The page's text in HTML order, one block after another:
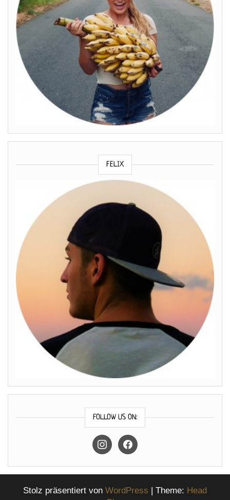
FELIX
FOLLOW US ON:
instagramfacebook
Stolz präsentiert von WordPress Theme: Head